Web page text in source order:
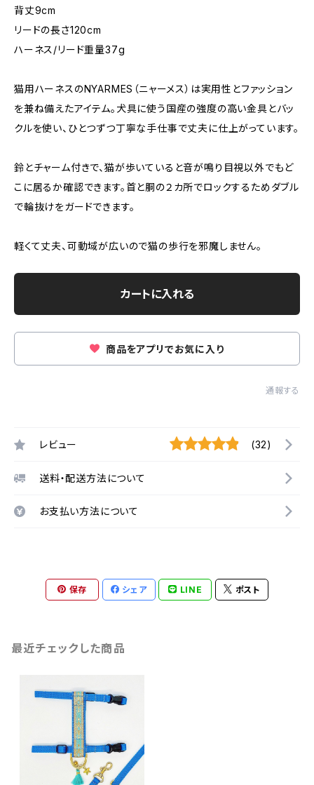
背丈9cm
リードの長さ120cm
ハーネス/リード重量37g
​猫用ハーネスのNYARMES（ニャーメス）は実用性とファッション
を兼ね備えたアイテム。犬具に使う国産の強度の高い金具とバッ
クルを使い、ひとつずつ丁寧な手仕事で丈夫に仕上がっています。
鈴とチャーム付きで、猫が歩いていると音が鳴り目視以外でもど
こに居るか確認できます。首と胴の２カ所でロックするためダブル
で輪抜けをガードできます。
軽くて丈夫、可動域が広いので猫の歩行を邪魔しません。
カートに入れる
商品をアプリでお気に入り
通報する
レビュー (32)
送料・配送方法について
お支払い方法について
保存 シェア LINE ポスト
最近チェックした商品